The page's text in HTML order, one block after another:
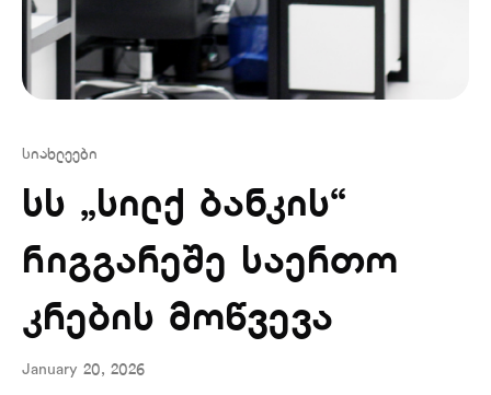
სიახლეები
სს „სილქ ბანკის“
რიგგარეშე საერთო
კრების მოწვევა
January 20, 2026